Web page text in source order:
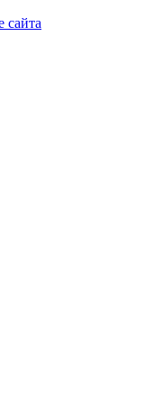
сайта